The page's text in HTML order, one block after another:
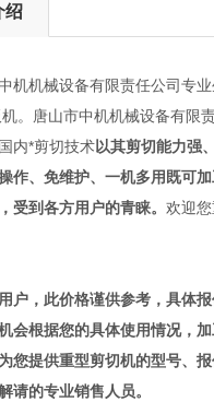
绍
机械设备有限责任公司专业
。唐山市中机机械设备有限
内*剪切技术以其剪切能力强
作、免维护、一机多用既可
受到各方用户的青睐。欢迎
户， 此价格谨供参考，具体
会根据您的具体使用情况，
您提供重型剪切机的型号、
请的专业销售人员。